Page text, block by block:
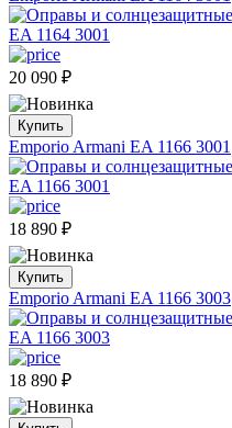
20 090 ₽
Купить
Emporio Armani EA 1166 3001
18 890 ₽
Купить
Emporio Armani EA 1166 3003
18 890 ₽